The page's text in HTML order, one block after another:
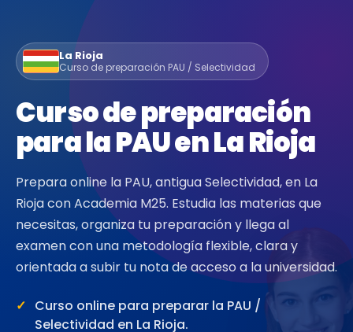
La Rioja
Curso de preparación PAU / Selectividad
Curso de preparación
para la PAU en La Rioja
Prepara online la PAU, antigua Selectividad, en La
Rioja con Academia M25. Estudia las materias que
necesitas, organiza tu preparación y llega al
examen con una metodología flexible, clara y
orientada a subir tu nota de acceso a la universidad.
Curso online para preparar la PAU /
Selectividad en La Rioja.